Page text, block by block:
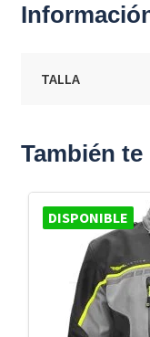
TALLA
También
DISPONIBLE